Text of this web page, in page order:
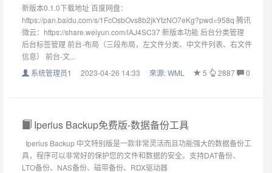
新版本0.1.0下载地址 百度网盘：
https://pan.baidu.com/s/1FcOsbOvs8b2jkYtzNO7eKg?pwd=958q 腾讯
微云：https://share.weiyun.com/lAJ4SC37 新版本功能 后台分类管理
后台标签管理 前台-布局（三段布局，左文件分类、中文件列表、右文件
信息） 前台-文...
系统管理员1
2023-04-26 14:33 來源:WML 5 2887 0
Iperius Backup免费版-数据备份工具
Iperius Backup 中文特别版是一款非常灵活而且功能强大的数据备份工
具，程序可以非常好的保护您的文件和数据的安全。支持DAT备份、
LTO备份、NAS备份、磁带备份、RDX驱动器